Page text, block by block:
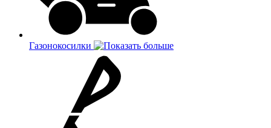
Газонокосилки